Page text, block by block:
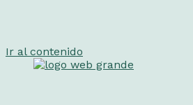
Ir al contenido